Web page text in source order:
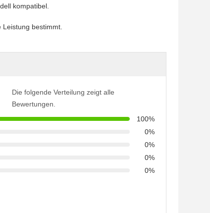
kompatibel.
bestimmt.
Die folgende Verteilung zeigt alle
Bewertungen.
100%
0%
0%
0%
0%